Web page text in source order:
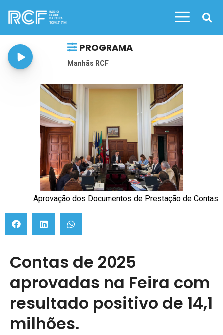
PROGRAMA
Manhãs RCF
Aprovação dos Documentos de Prestação de Contas
Contas de 2025
aprovadas na Feira com
resultado positivo de 14,1
milhões.